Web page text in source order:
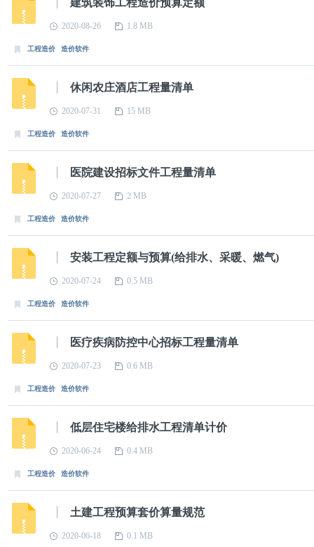
2020-08-26 1.8 MB
工程造价 造价软件
休闲农庄酒店工程量清单
2020-07-31 15 MB
工程造价 造价软件
医院建设招标文件工程量清单
2020-07-27 2 MB
工程造价 造价软件
安装工程定额与预算(给排水、采暖、燃气)
2020-07-24 0.5 MB
工程造价 造价软件
医疗疾病防控中心招标工程量清单
2020-07-23 0.6 MB
工程造价 造价软件
低层住宅楼给排水工程清单计价
2020-06-24 0.4 MB
工程造价 造价软件
土建工程预算套价算量规范
2020-06-18 0.1 MB